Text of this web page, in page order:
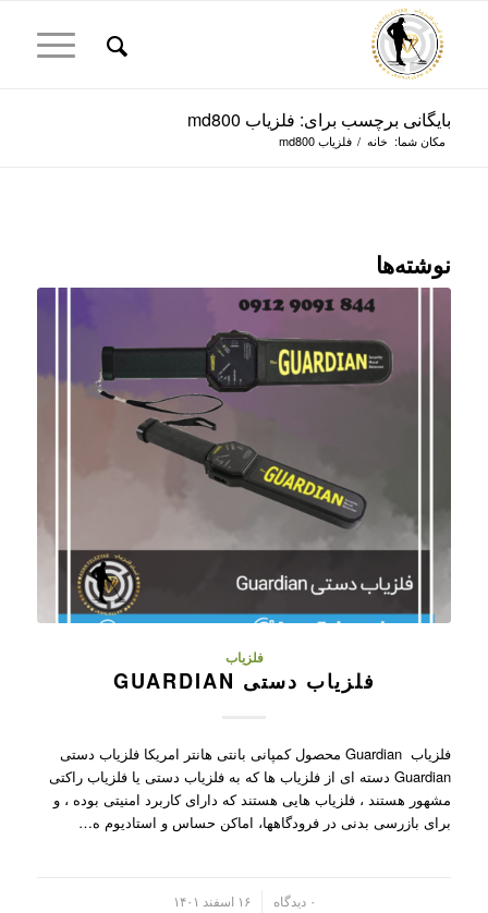
بایگانی برچسب برای: فلزیاب md800
مکان شما: خانه / فلزیاب md800
نوشته‌ها
فلزیاب
فلزیاب دستی GUARDIAN
فلزیاب Guardian محصول کمپانی بانتی هانتر امریکا فلزیاب دستی
Guardian دسته ای از فلزیاب ها که به فلزیاب دستی یا فلزیاب راکتی
مشهور هستند ، فلزیاب هایی هستند که دارای کاربرد امنیتی بوده ، و
برای بازرسی بدنی در فرودگاهها، اماکن حساس و استادیوم ه…
۰ دیدگاه ۱۶ اسفند ۱۴۰۱